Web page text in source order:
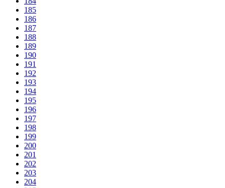
185
186
187
188
189
190
191
192
193
194
195
196
197
198
199
200
201
202
203
204